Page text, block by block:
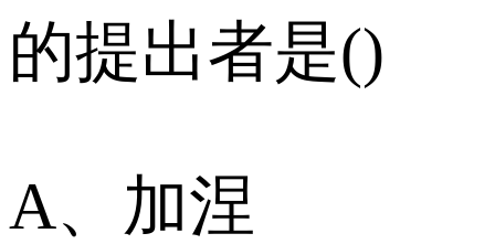
的提出者是()
A、加涅